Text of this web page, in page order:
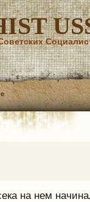
на нем